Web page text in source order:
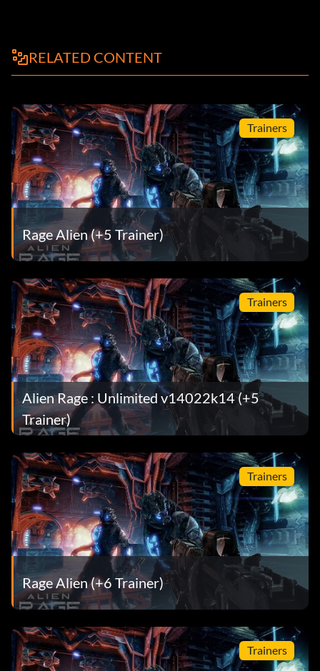
RELATED CONTENT
Trainers
Rage Alien (+5 Trainer)
Trainers
Alien Rage : Unlimited v14022k14 (+5
Trainer)
Trainers
Rage Alien (+6 Trainer)
Trainers